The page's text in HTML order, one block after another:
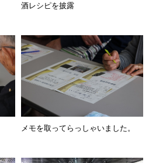
酒レシピを披露
メモを取ってらっしゃいました。